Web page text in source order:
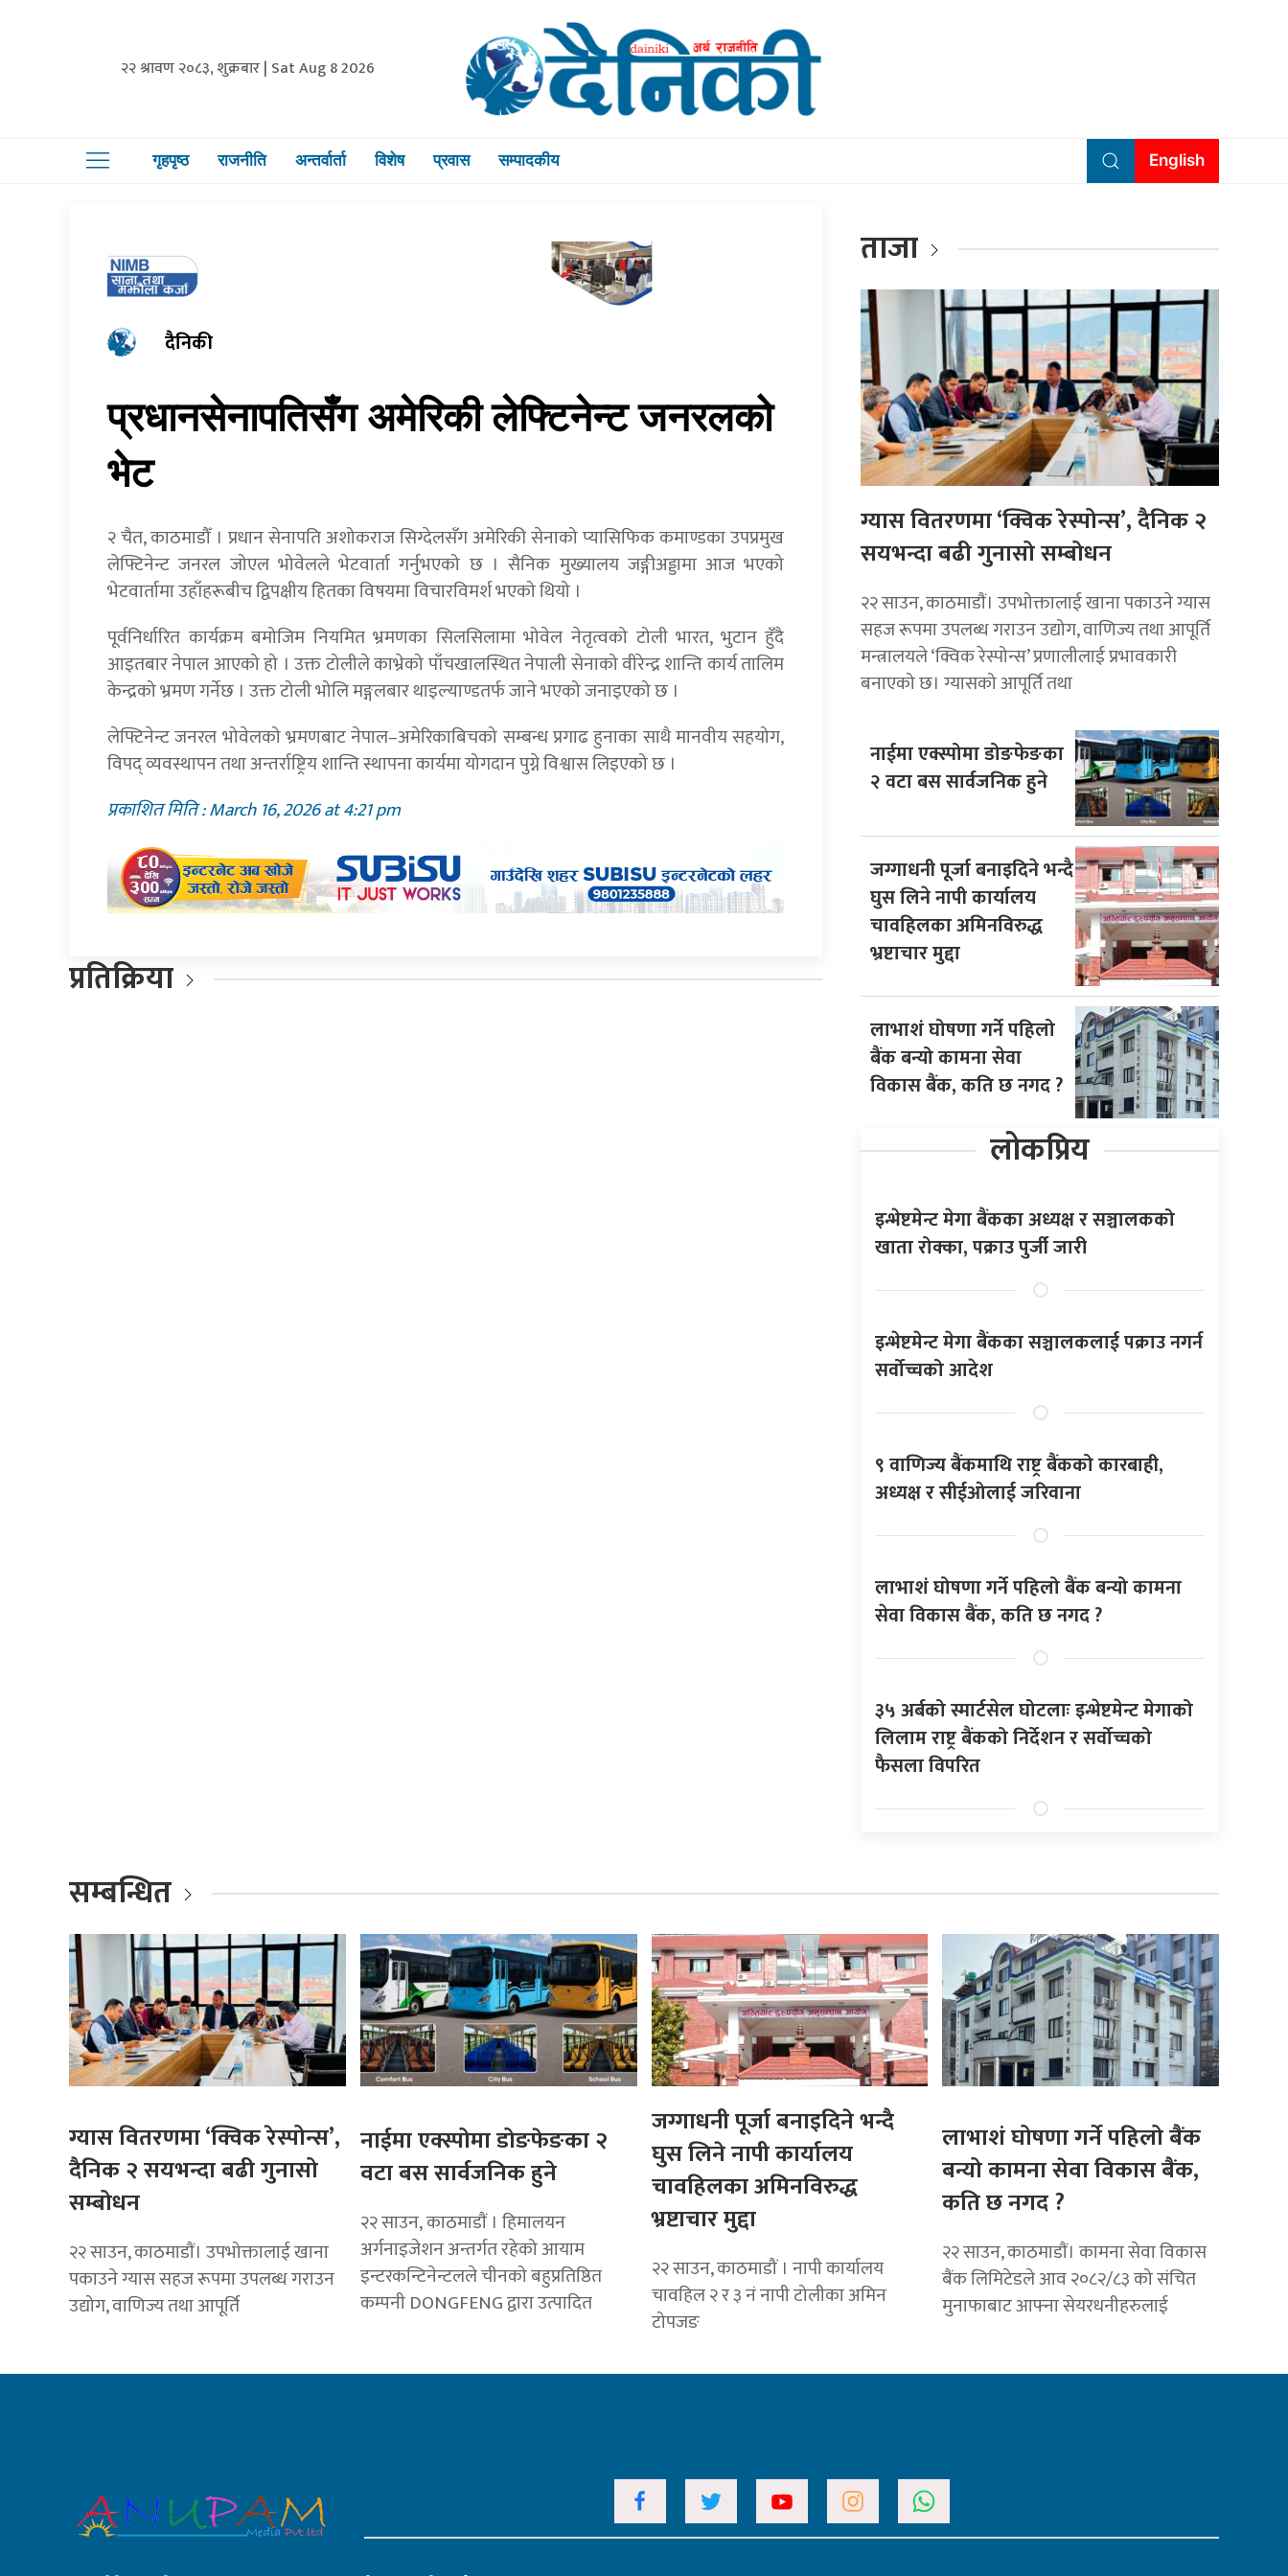
२२ श्रावण २०८३, शुक्रबार | Sat Aug 8 2026
गृहपृष्ठ राजनीति अन्तर्वार्ता विशेष प्रवास सम्पादकीय English
दैनिकी
प्रधानसेनापतिसँग अमेरिकी लेफ्टिनेन्ट जनरलको
भेट
२ चैत, काठमाडौँ । प्रधान सेनापति अशोकराज सिग्देलसँग अमेरिकी सेनाको प्यासिफिक कमाण्डका उपप्रमुख
लेफ्टिनेन्ट जनरल जोएल भोवेलले भेटवार्ता गर्नुभएको छ । सैनिक मुख्यालय जङ्गीअड्डामा आज भएको
भेटवार्तामा उहाँहरूबीच द्विपक्षीय हितका विषयमा विचारविमर्श भएको थियो ।
पूर्वनिर्धारित कार्यक्रम बमोजिम नियमित भ्रमणका सिलसिलामा भोवेल नेतृत्वको टोली भारत, भुटान हुँदै
आइतबार नेपाल आएको हो । उक्त टोलीले काभ्रेको पाँचखालस्थित नेपाली सेनाको वीरेन्द्र शान्ति कार्य तालिम
केन्द्रको भ्रमण गर्नेछ । उक्त टोली भोलि मङ्गलबार थाइल्याण्डतर्फ जाने भएको जनाइएको छ ।
लेफ्टिनेन्ट जनरल भोवेलको भ्रमणबाट नेपाल–अमेरिकाबिचको सम्बन्ध प्रगाढ हुनाका साथै मानवीय सहयोग,
विपद् व्यवस्थापन तथा अन्तर्राष्ट्रिय शान्ति स्थापना कार्यमा योगदान पुग्ने विश्वास लिइएको छ ।
प्रकाशित मिति : March 16, 2026 at 4:21 pm
प्रतिक्रिया
ताजा
ग्यास वितरणमा ‘क्विक रेस्पोन्स’, दैनिक २
सयभन्दा बढी गुनासो सम्बोधन
२२ साउन, काठमाडाैं। उपभोक्तालाई खाना पकाउने ग्यास
सहज रूपमा उपलब्ध गराउन उद्योग, वाणिज्य तथा आपूर्ति
मन्त्रालयले ‘क्विक रेस्पोन्स’ प्रणालीलाई प्रभावकारी
बनाएको छ। ग्यासको आपूर्ति तथा
नाईमा एक्स्पोमा डोङफेङका
२ वटा बस सार्वजनिक हुने
जग्गाधनी पूर्जा बनाइदिने भन्दै
घुस लिने नापी कार्यालय
चावहिलका अमिनविरुद्ध
भ्रष्टाचार मुद्दा
लाभाशं घोषणा गर्ने पहिलो
बैंक बन्यो कामना सेवा
विकास बैंक, कति छ नगद ?
लोकप्रिय
इन्भेष्टमेन्ट मेगा बैंकका अध्यक्ष र सञ्चालकको
खाता रोक्का, पक्राउ पुर्जी जारी
इन्भेष्टमेन्ट मेगा बैंकका सञ्चालकलाई पक्राउ नगर्न
सर्वोच्चको आदेश
९ वाणिज्य बैंकमाथि राष्ट्र बैंकको कारबाही,
अध्यक्ष र सीईओलाई जरिवाना
लाभाशं घोषणा गर्ने पहिलो बैंक बन्यो कामना
सेवा विकास बैंक, कति छ नगद ?
३५ अर्बको स्मार्टसेल घोटलाः इन्भेष्टमेन्ट मेगाको
लिलाम राष्ट्र बैंकको निर्देशन र सर्वोच्चको
फैसला विपरित
सम्बन्धित
ग्यास वितरणमा ‘क्विक रेस्पोन्स’,
दैनिक २ सयभन्दा बढी गुनासो
सम्बोधन
२२ साउन, काठमाडाैं। उपभोक्तालाई खाना
पकाउने ग्यास सहज रूपमा उपलब्ध गराउन
उद्योग, वाणिज्य तथा आपूर्ति
नाईमा एक्स्पोमा डोङफेङका २
वटा बस सार्वजनिक हुने
२२ साउन, काठमाडाैं । हिमालयन
अर्गनाइजेशन अन्तर्गत रहेको आयाम
इन्टरकन्टिनेन्टलले चीनको बहुप्रतिष्ठित
कम्पनी DONGFENG द्वारा उत्पादित
जग्गाधनी पूर्जा बनाइदिने भन्दै
घुस लिने नापी कार्यालय
चावहिलका अमिनविरुद्ध
भ्रष्टाचार मुद्दा
२२ साउन, काठमाडौं । नापी कार्यालय
चावहिल २ र ३ नं नापी टोलीका अमिन
टोपजङ
लाभाशं घोषणा गर्ने पहिलो बैंक
बन्यो कामना सेवा विकास बैंक,
कति छ नगद ?
२२ साउन, काठमाडाैं। कामना सेवा विकास
बैंक लिमिटेडले आव २०८२/८३ को संचित
मुनाफाबाट आफ्ना सेयरधनीहरुलाई